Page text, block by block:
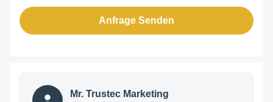
Anfrage Senden
Mr. Trustec Marketing